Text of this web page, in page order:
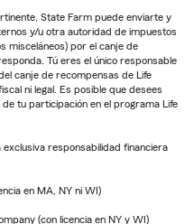
State Farm puede enviarte y
y/u otra autoridad de impuestos
misceláneos) por el canje de
Tú eres el único responsable
canje de recompensas de Life
ni legal. Es posible que desees
tu participación en el programa Life
responsabilidad financiera
en MA, NY ni WI)
(con licencia en NY y WI)